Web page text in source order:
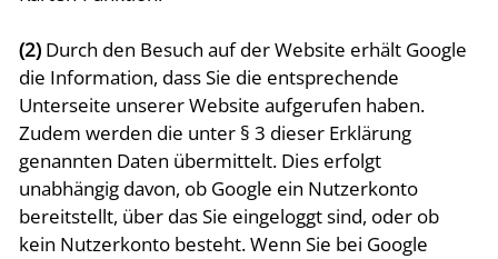
(2) Durch den Besuch auf der Website erhält Google
die Information, dass Sie die entsprechende
Unterseite unserer Website aufgerufen haben.
Zudem werden die unter § 3 dieser Erklärung
genannten Daten übermittelt. Dies erfolgt
unabhängig davon, ob Google ein Nutzerkonto
bereitstellt, über das Sie eingeloggt sind, oder ob
kein Nutzerkonto besteht. Wenn Sie bei Google